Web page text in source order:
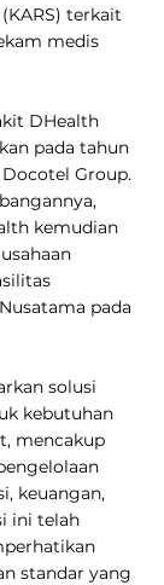
terkait
medis
DHealth
pada tahun
Group.
kemudian
pada
solusi
kebutuhan
mencakup
keuangan,
ini telah
standar yang